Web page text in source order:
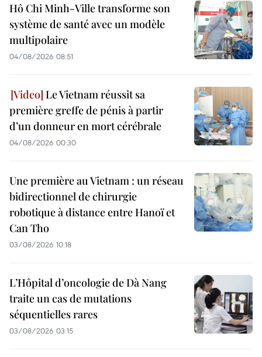
Hô Chi Minh-Ville transforme son
système de santé avec un modèle
multipolaire
04/08/2026 08:51
Le Vietnam réussit sa
première greffe de pénis à partir
d’un donneur en mort cérébrale
04/08/2026 00:30
Une première au Vietnam : un réseau
bidirectionnel de chirurgie
robotique à distance entre Hanoï et
Can Tho
03/08/2026 10:18
L’Hôpital d’oncologie de Dà Nang
traite un cas de mutations
séquentielles rares
03/08/2026 03:15